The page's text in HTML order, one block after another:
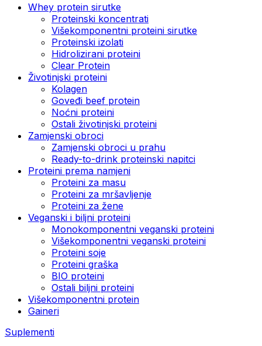
Whey protein sirutke
Proteinski koncentrati
Višekomponentni proteini sirutke
Proteinski izolati
Hidrolizirani proteini
Clear Protein
Životinjski proteini
Kolagen
Goveđi beef protein
Noćni proteini
Ostali životinjski proteini
Zamjenski obroci
Zamjenski obroci u prahu
Ready-to-drink proteinski napitci
Proteini prema namjeni
Proteini za masu
Proteini za mršavljenje
Proteini za žene
Veganski i biljni proteini
Monokomponentni veganski proteini
Višekomponentni veganski proteini
Proteini soje
Proteini graška
BIO proteini
Ostali biljni proteini
Višekomponentni protein
Gaineri
Suplementi